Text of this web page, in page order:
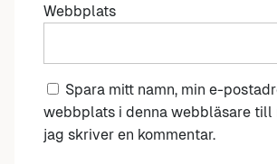
Webbplats
Spara mitt namn, min e-
webbplats i denna webbläsare till
jag skriver en kommentar.